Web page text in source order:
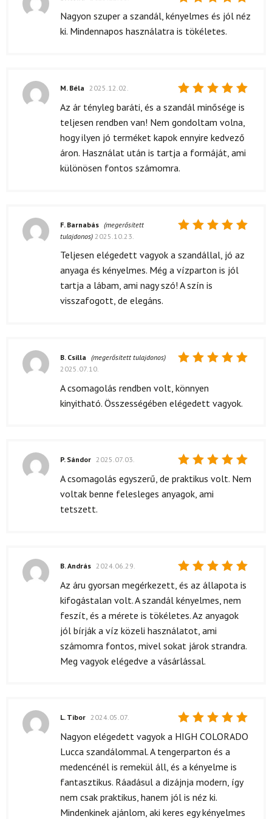
Értékelés:
5
Nagyon szuper a szandál, kényelmes és jól néz
ki. Mindennapos használatra is tökéletes.
Értékelés:
M. Béla 2025.12.02.
Az ár tényleg baráti, és a szandál minősége is
teljesen rendben van! Nem gondoltam volna,
hogy ilyen jó terméket kapok ennyire kedvező
áron. Használat után is tartja a formáját, ami
különösen fontos számomra.
5/ 5
F. Barnabás (megerősített
tulajdonos) 2025.10.23.
Teljesen elégedett vagyok a szandállal, jó az
anyaga és kényelmes. Még a vízparton is jól
tartja a lábam, ami nagy szó! A szín is
visszafogott, de elegáns.
5/ 5
B. Csilla (megerősített tulajdonos)
2025.07.10.
A csomagolás rendben volt, könnyen
kinyitható. Összességében elégedett vagyok.
Értékelés:
P. Sándor 2025.07.03.
A csomagolás egyszerű, de praktikus volt. Nem
voltak benne felesleges anyagok, ami
tetszett.
Értékelés:
B. András 2024.06.29.
Az áru gyorsan megérkezett, és az állapota is
kifogástalan volt. A szandál kényelmes, nem
feszít, és a mérete is tökéletes. Az anyagok
jól bírják a víz közeli használatot, ami
számomra fontos, mivel sokat járok strandra.
Meg vagyok elégedve a vásárlással.
Értékelés:
L. Tibor 2024.05.07.
Nagyon elégedett vagyok a HIGH COLORADO
Lucca szandálommal. A tengerparton és a
medencénél is remekül áll, és a kényelme is
fantasztikus. Ráadásul a dizájnja modern, így
nem csak praktikus, hanem jól is néz ki.
Mindenkinek ajánlom, aki keres egy kényelmes